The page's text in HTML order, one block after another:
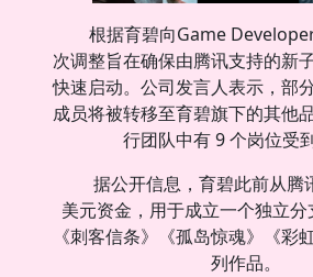
根据育碧向Game
次调整旨在确保由腾讯支持的新
快速启动。公司发言人表示，部
成员将被转移至育碧旗下的其他
行团队中有 9 个岗位受
据公开信息，育碧此前从腾
美元资金，用于成立一个独立
《刺客信条》《孤岛惊魂》《彩
列作品。